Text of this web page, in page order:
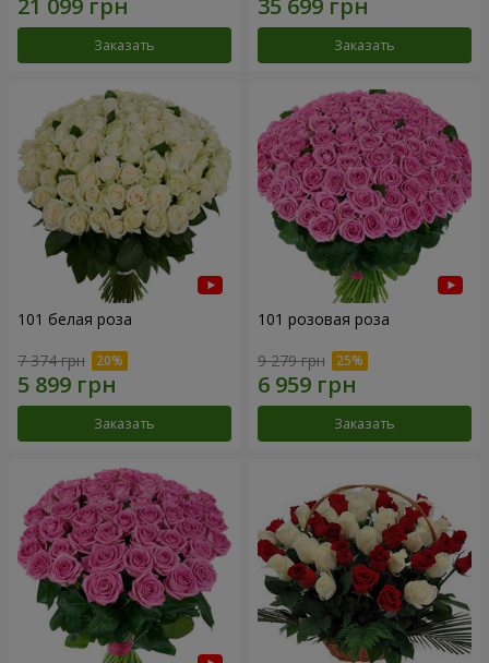
Заказать Заказать
101 белая роза
7 374 грн
Заказать
101 розовая роза
9 279 грн
Заказать